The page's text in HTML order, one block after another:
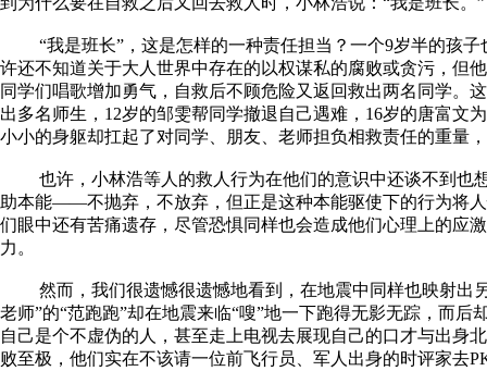
“我是班长”，这是怎样的一种责任担当？一个9岁半的孩子
许还不知道关于大人世界中存在的以权谋私的腐败或贪污，但
同学们唱歌增加勇气，自救后不顾危险又返回救出两名同学。
出多名师生，12岁的邹雯帮同学撤退自己遇难，16岁的唐富
小小的身躯却扛起了对同学、朋友、老师担负相救责任的重量
也许，小林浩等人的救人行为在他们的意识中还谈不到也
助本能——不抛弃，不放弃，但正是这种本能驱使下的行为将
们眼中还有苦痛遗存，尽管恐惧同样也会造成他们心理上的应
力。
然而，我们很遗憾很遗憾地看到，在地震中同样也映射出
老师”的“范跑跑”却在地震来临“嗖”地一下跑得无影无踪，而
自己是个不虚伪的人，甚至走上电视去展现自己的口才与出身
败至极，他们实在不该请一位前飞行员、军人出身的时评家去